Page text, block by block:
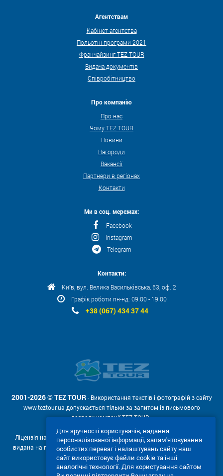
Агентствам
Кабінет агентства
Польотні програми 2021
Франчайзинг TEZ TOUR
Видача документів
Співробітництво
Про компанію
Про нас
Чому TEZ TOUR
Новини
Нагороди
Вакансії
Партнери в регіонах
Контакти
Ми в соц. мережах:
Facebook
Instagram
Telegram
Контакти:
Київ, вул. Велика Васильківська, 63, оф. 2
Графік роботи пн-нд: 09:00 - 19:00
+38 (067) 434 37 44
2001-2026 © TEZ TOUR - Використання текстів і фотографій з сайту
www.teztour.ua допускається тільки за запитом із письмового
дозволу компанії TEZ TOUR .
Ліцензія на провадження туроператорської діяльності АВ №566448
видана на підставі рішення Державної служби туризму і курортів від
04.02.2011р. № 4-ліц.
Для зручності користувачів, надання
персоналізованої інформації, запам'ятовування
особистих переваг і налаштувань сайту наш
сайт використовує файли cookie та інші
аналогічні технології. Для користування сайтом